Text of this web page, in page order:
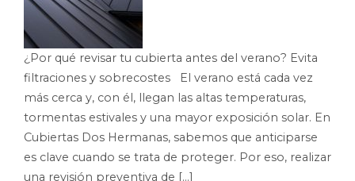
¿Por qué revisar tu cubierta antes del verano? Evita
filtraciones y sobrecostes El verano está cada vez
más cerca y, con él, llegan las altas temperaturas,
tormentas estivales y una mayor exposición solar. En
Cubiertas Dos Hermanas, sabemos que anticiparse
es clave cuando se trata de proteger. Por eso, realizar
una revisión preventiva de […]